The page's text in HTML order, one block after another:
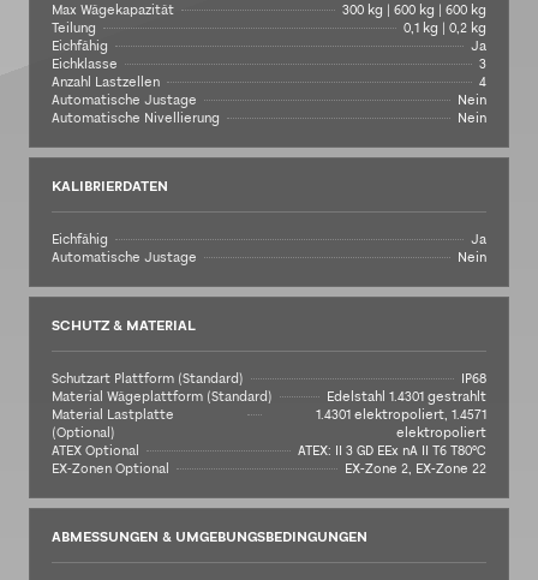
Max Wägekapazität
300 kg | 600 kg | 600 kg
Teilung
0,1 kg | 0,2 kg
Eichfähig
Ja
Eichklasse
3
Anzahl Lastzellen
4
Automatische Justage
Nein
Automatische Nivellierung
Nein
KALIBRIERDATEN
Eichfähig
Ja
Automatische Justage
Nein
SCHUTZ & MATERIAL
Schutzart Plattform (Standard)
IP68
Material Wägeplattform (Standard)
Edelstahl 1.4301 gestrahlt
Material Lastplatte
(Optional)
1.4301 elektropoliert, 1.4571
elektropoliert
ATEX Optional
ATEX: II 3 GD EEx nA II T6 T80°C
EX-Zonen Optional
EX-Zone 2, EX-Zone 22
ABMESSUNGEN & UMGEBUNGSBEDINGUNGEN